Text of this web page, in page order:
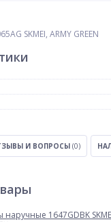
SKMEI, ARMY GREEN
И ВОПРОСЫ (0)
наручные 1647GDBK